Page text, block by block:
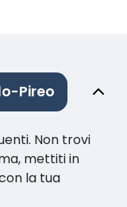
Pireo
Non trovi
mettiti in
la tua